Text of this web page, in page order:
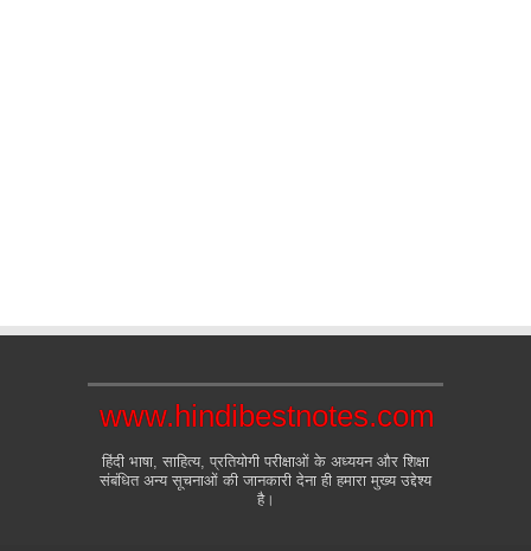
www.hindibestnotes.com
हिंदी भाषा, साहित्य, प्रतियोगी परीक्षाओं के अध्ययन और शिक्षा
संबंधित अन्य सूचनाओं की जानकारी देना ही हमारा मुख्य उद्देश्य
है।